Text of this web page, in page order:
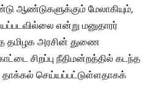
ஆண்டுகளுக்கும் மேலாகியும்,
என்று மனுதாரர்
தமிழக அரசின் துணை
சிறப்பு நீதிமன்றத்தில் கடந்த
தாக்கல் செய்யப்பட்டுள்ளதாகக்